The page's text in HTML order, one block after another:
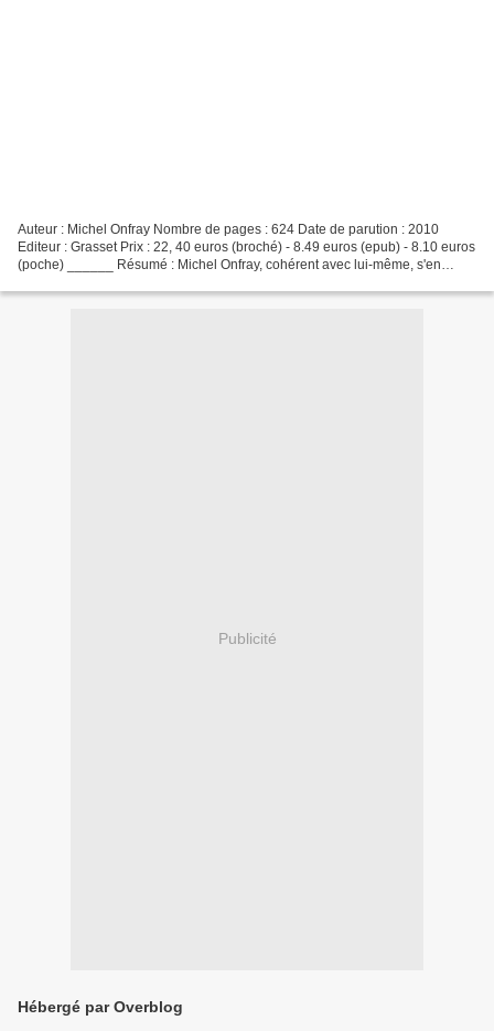
Auteur : Michel Onfray Nombre de pages : 624 Date de parution : 2010
Editeur : Grasset Prix : 22, 40 euros (broché) - 8.49 euros (epub) - 8.10 euros
(poche) ______ Résumé : Michel Onfray, cohérent avec lui-même, s'en
Publicité
Hébergé par Overblog